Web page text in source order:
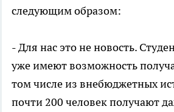
следующим образом:
- Для нас это не новость.
уже имеют возможность
том числе из внебюджетных
почти 200 человек получают